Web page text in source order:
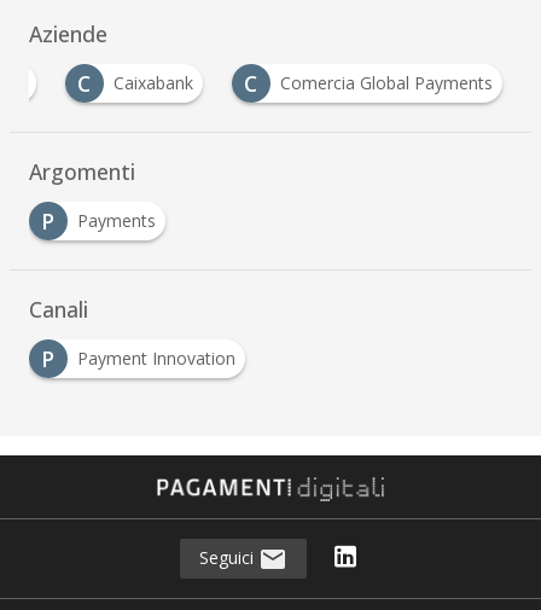
Aziende
C Caixabank C Comercia Global Payments
Argomenti
P
Payments
Canali
P
Payment Innovation
Seguici